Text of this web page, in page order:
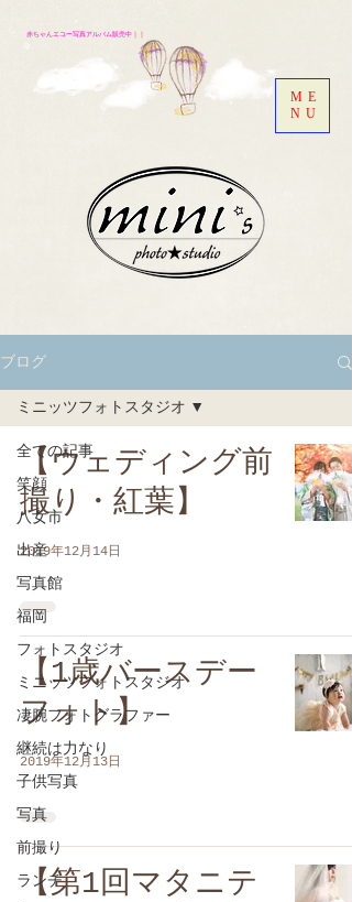
赤ちゃんエコー写真アルバム販売中
ME
NU
ブログ
全ての記事
笑顔
八女市
出産
写真館
福岡
フォトスタジオ
ミニッツフォトスタジオ
凄腕フォトグラファー
継続は力なり
子供写真
写真
前撮り
ランチ
ミニッツフォトスタジオ
【ウェディング前
撮り・紅葉】
2019年12月14日
【1歳バースデー
フォト】
2019年12月13日
【第1回マタニテ